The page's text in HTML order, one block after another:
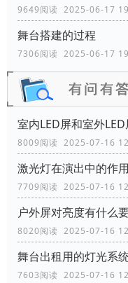
9649阅读 2025-06-17
舞台搭建的过程
7306阅读 2025-06-17
室内LED屏和室外
8009阅读 2025-07-16
激光灯在演出中的作
7709阅读 2025-07-16
户外屏对亮度有什么
8020阅读 2025-07-16
舞台出租用的灯光系
7603阅读 2025-07-16